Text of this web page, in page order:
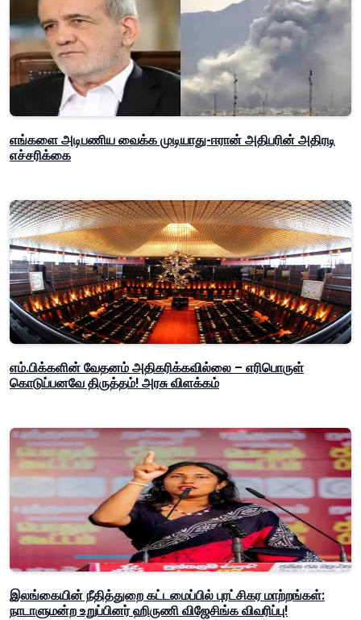
எங்களை அடிபணிய வைக்க முடியாது-ஈரான் அதிபரின் அதிரடி
எச்சரிக்கை
எம்.பிக்களின் வேதனம் அதிகரிக்கவில்லை – எரிபொருள்
கொடுப்பனவே திருத்தம்! அரசு விளக்கம்
இலங்கையின் நீதித்துறை கட்டமைப்பில் புரட்சிகர மாற்றங்கள்:
நாடாளுமன்ற உறுப்பினர் ஹிருணி விஜேசிங்க விவரிப்பு!